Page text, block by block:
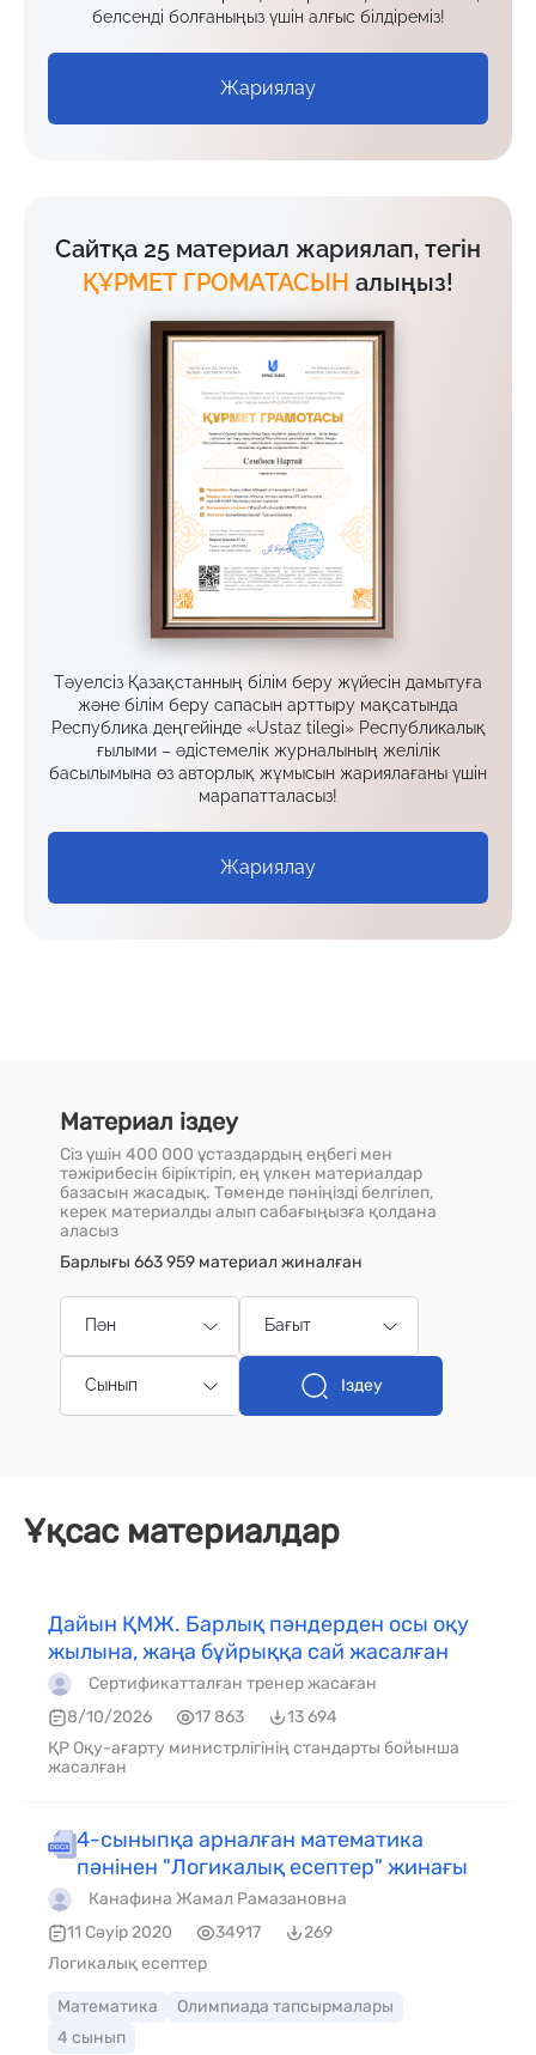
белсенді болғаныңыз үшін алғыс білдіреміз!
Жариялау
Сайтқа 25 материал жариялап, тегін
ҚҰРМЕТ ГРОМАТАСЫН алыңыз!
Тәуелсіз Қазақстанның білім беру жүйесін дамытуға
және білім беру сапасын арттыру мақсатында
Республика деңгейінде «Ustaz tilegi» Республикалық
ғылыми – әдістемелік журналының желілік
басылымына өз авторлық жұмысын жариялағаны үшін
марапатталасыз!
Жариялау
Материал іздеу
Сіз үшін 400 000 ұстаздардың еңбегі мен
тәжірибесін біріктіріп, ең үлкен материалдар
базасын жасадық. Төменде пәніңізді белгілеп,
керек материалды алып сабағыңызға қолдана
аласыз
Барлығы 663 959 материал жиналған
Пән Бағыт
Сынып Іздеу
Ұқсас материалдар
Дайын ҚМЖ. Барлық пәндерден осы оқу
жылына, жаңа бұйрыққа сай жасалған
Сертификатталған тренер жасаған
8/10/2026
17 863
13 694
ҚР Оқу-ағарту министрлігінің стандарты бойынша
жасалған
4-сыныпқа арналған математика
пәнінен "Логикалық есептер" жинағы
Канафина Жамал Рамазановна
11 Сәуір 2020
34917
269
Логикалық есептер
Математика
Олимпиада тапсырмалары
4 сынып